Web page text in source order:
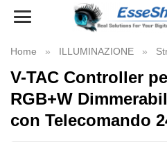
Toggle
Home ILLUMINAZIONE
V-TAC Controller
RGB+W
con Telecomando